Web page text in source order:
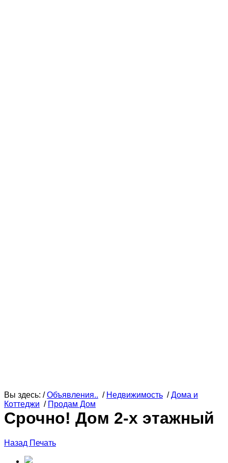
Вы здесь: /Объявления.. / Недвижимость /Дома и
Коттеджи / Продам Дом
Срочно! Дом 2-х этажный
Назад Печать